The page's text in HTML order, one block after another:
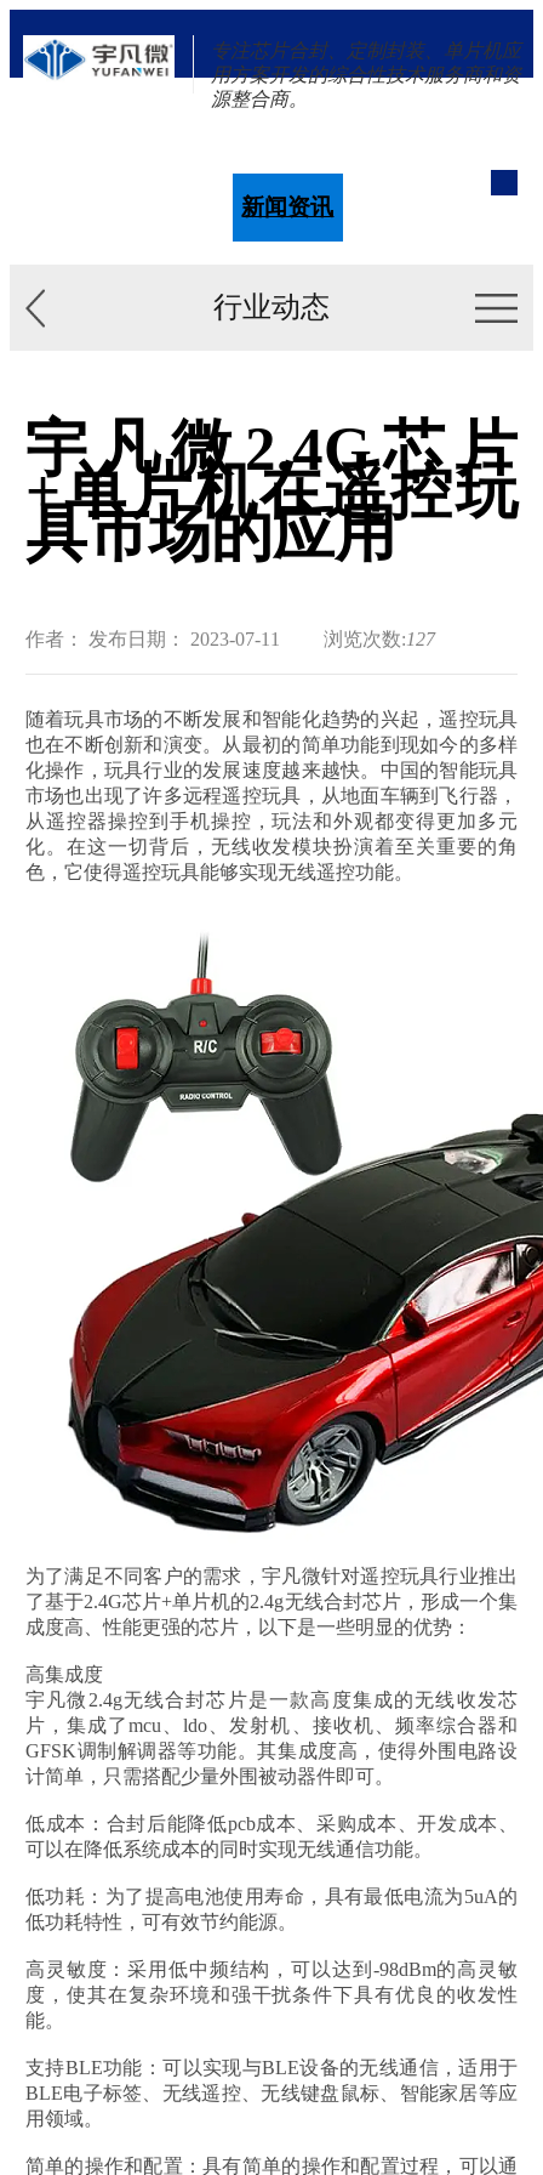
专注芯片合封、定制封装、单片机应
用方案开发的综合性技术服务商和资
源整合商。
新闻资讯
行业动态
宇凡微2.4G芯片
+单片机在遥控玩
具市场的应用
作者： 发布日期： 2023-07-11 浏览次数:127
随着玩具市场的不断发展和智能化趋势的兴起，遥控玩具
也在不断创新和演变。从最初的简单功能到现如今的多样
化操作，玩具行业的发展速度越来越快。中国的智能玩具
市场也出现了许多远程遥控玩具，从地面车辆到飞行器，
从遥控器操控到手机操控，玩法和外观都变得更加多元
化。在这一切背后，无线收发模块扮演着至关重要的角
色，它使得遥控玩具能够实现无线遥控功能。
为了满足不同客户的需求，宇凡微针对遥控玩具行业推出
了基于2.4G芯片+单片机的2.4g无线合封芯片，形成一个集
成度高、性能更强的芯片，以下是一些明显的优势：
高集成度
宇凡微2.4g无线合封芯片是一款高度集成的无线收发芯
片，集成了mcu、ldo、发射机、接收机、频率综合器和
GFSK调制解调器等功能。其集成度高，使得外围电路设
计简单，只需搭配少量外围被动器件即可。
低成本：合封后能降低pcb成本、采购成本、开发成本、
可以在降低系统成本的同时实现无线通信功能。
低功耗：为了提高电池使用寿命，具有最低电流为5uA的
低功耗特性，可有效节约能源。
高灵敏度：采用低中频结构，可以达到-98dBm的高灵敏
度，使其在复杂环境和强干扰条件下具有优良的收发性
能。
支持BLE功能：可以实现与BLE设备的无线通信，适用于
BLE电子标签、无线遥控、无线键盘鼠标、智能家居等应
用领域。
简单的操作和配置：具有简单的操作和配置过程，可以通